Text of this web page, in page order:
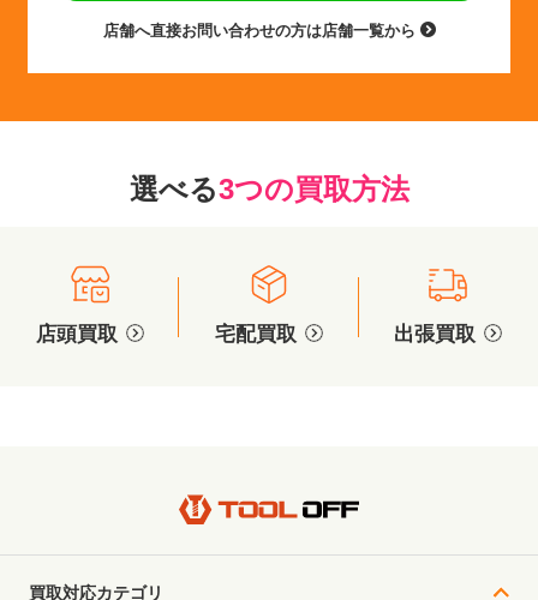
店舗へ直接お問い合わせの方は店舗一覧から
選べる3つの買取方法
店頭買取 宅配買取 出張買取
買取対応カテゴリ